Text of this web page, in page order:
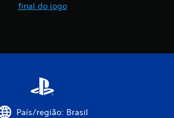
final do jogo
País/região: Brasil